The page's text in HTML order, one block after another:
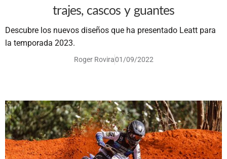
trajes, cascos y guantes
Descubre los nuevos diseños que ha presentado Leatt para
la temporada 2023.
Roger Rovira01/09/2022